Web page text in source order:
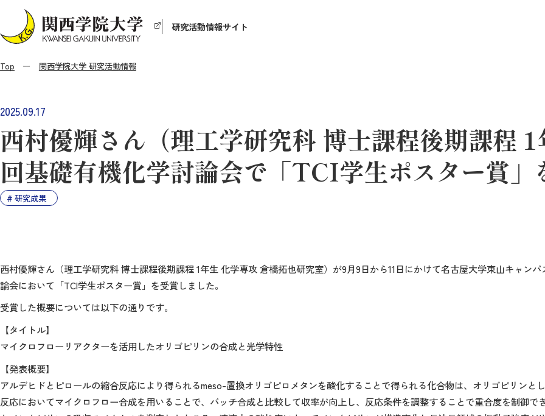
研究活動情報サイト
Top 関西学院大学 研究活動情報
2025.09.17
西村優輝さん（理工学研究科 博士課程後期課程
回基礎有機化学討論会で「TCI学生ポスター賞」
研究成果
西村優輝さん（理工学研究科 博士課程後期課程1年生 化学専攻 倉橋拓也研究室）が9月9日から11 日にかけて名古屋大学東山キャン
論会において「TCI学生ポスター賞」を受賞しました。
受賞した概要については以下の通りです。
【タイトル】
マイクロフローリアクターを活用したオリゴピリンの合成と光学特性
【発表概要】
アルデヒドとピロールの縮合反応により得られるmeso-置換オリゴピロメタンを酸化することで得られる化合物は、オリゴピリンと
反応においてマイクロフロー合成を用いることで、バッチ合成と比較して収率が向上し、反応条件を調整することで重合度を制御で